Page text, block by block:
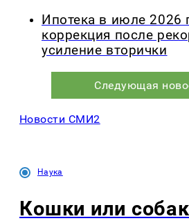
Ипотека в июле 2026
коррекция после
усиление вторички
Следующая
Новости СМИ2
Наука
Кошки или